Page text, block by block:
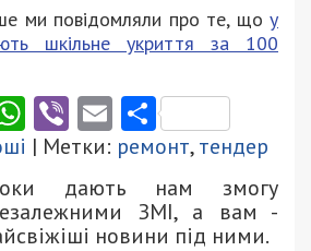
ми повідомляли про те, що у
шкільне укриття за 100
WhatsApp
ViberEmail
| Метки: ремонт,тендер
дають нам змогу
ЗМІ, а вам -
новини під ними.